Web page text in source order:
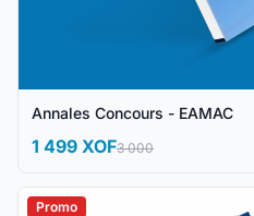
Annales Concours - EAMAC
1 499 XOF3 000
Promo